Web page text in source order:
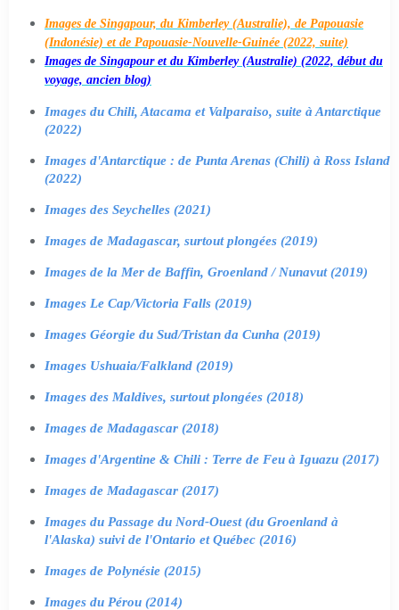
Images de Singapour, du Kimberley (Australie), de Papouasie
(Indonésie) et de Papouasie-Nouvelle-Guinée (2022, suite)
Images de Singapour et du Kimberley (Australie) (2022, début du
voyage, ancien blog)
Images du Chili, Atacama et Valparaiso, suite à Antarctique
(2022)
Images d'Antarctique : de Punta Arenas (Chili) à Ross Island
(2022)
Images des Seychelles (2021)
Images de Madagascar, surtout plongées (2019)
Images de la Mer de Baffin, Groenland / Nunavut (2019)
Images Le Cap/Victoria Falls (2019)
Images Géorgie du Sud/Tristan da Cunha (2019)
Images Ushuaia/Falkland (2019)
Images des Maldives, surtout plongées (2018)
Images de Madagascar (2018)
Images d'Argentine & Chili : Terre de Feu à Iguazu (2017)
Images de Madagascar (2017)
Images du Passage du Nord-Ouest (du Groenland à
l'Alaska) suivi de l'Ontario et Québec (2016)
Images de Polynésie (2015)
Images du Pérou (2014)